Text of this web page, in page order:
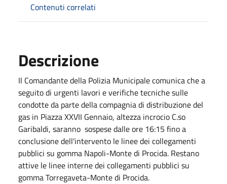
Contenuti correlati
Descrizione
Il Comandante della Polizia Municipale comunica che a
seguito di urgenti lavori e verifiche tecniche sulle
condotte da parte della compagnia di distribuzione del
gas in Piazza XXVII Gennaio, altezza incrocio C.so
Garibaldi, saranno sospese dalle ore 16:15 fino a
conclusione dell'intervento le linee dei collegamenti
pubblici su gomma Napoli-Monte di Procida. Restano
attive le linee interne dei collegamenti pubblici su
gomma Torregaveta-Monte di Procida.